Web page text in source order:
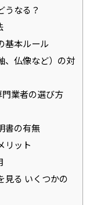
うなる？
基本ルール
、仏像など）の対
業者の選び方
書の有無
リット
見る いくつかの